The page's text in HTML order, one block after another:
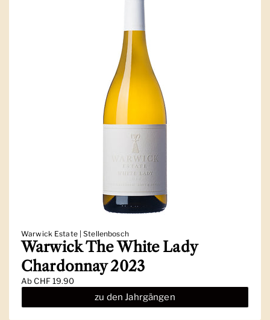
Warwick Estate | Stellenbosch
Warwick The White Lady
Chardonnay 2023
AbCHF 19.90
zu den Jahrgängen